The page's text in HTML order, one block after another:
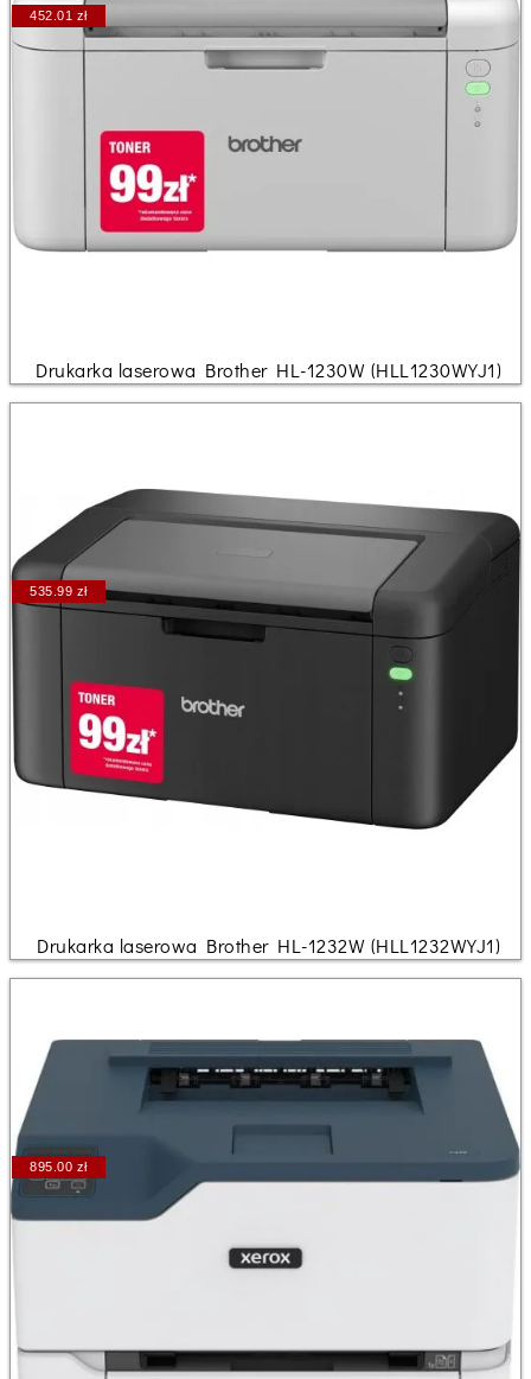
452.01 zł
Drukarka laserowa Brother HL-1230W (HLL1230WYJ1)
535.99 zł
Drukarka laserowa Brother HL-1232W (HLL1232WYJ1)
895.00 zł